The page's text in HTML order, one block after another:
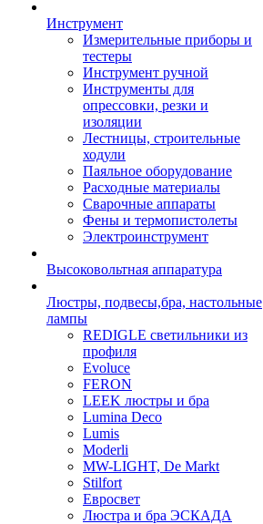
Инструмент
Измерительные приборы и
тестеры
Инструмент ручной
Инструменты для
опрессовки, резки и
изоляции
Лестницы, строительные
ходули
Паяльное оборудование
Расходные материалы
Сварочные аппараты
Фены и термопистолеты
Электроинструмент
Высоковольтная аппаратура
Люстры, подвесы,бра, настольные
лампы
REDIGLE светильники из
профиля
Evoluce
FERON
LEEK люстры и бра
Lumina Deco
Lumis
Moderli
MW-LIGHT, De Markt
Stilfort
Евросвет
Люстра и бра ЭСКАДА